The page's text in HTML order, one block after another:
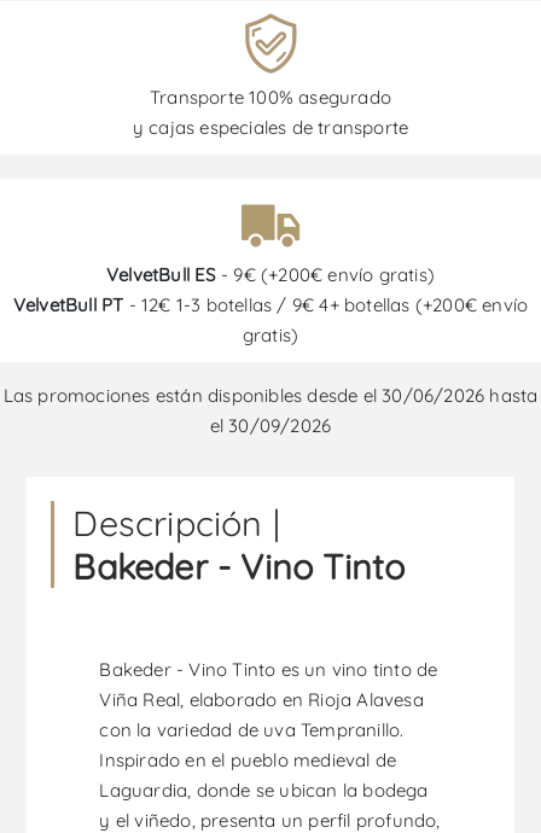
Transporte 100% asegurado
y cajas especiales de transporte
VelvetBull ES- 9€ (+200€ envío gratis)
VelvetBull PT - 12€ 1-3 botellas / 9€ 4+ botellas (+200€ envío
gratis)
Las promociones están disponibles desde el 30/06/2026 hasta
el 30/09/2026
Descripción |
Bakeder - Vino Tinto
Bakeder - Vino Tinto es un vino tinto de
Viña Real, elaborado en Rioja Alavesa
con la variedad de uva Tempranillo.
Inspirado en el pueblo medieval de
Laguardia, donde se ubican la bodega
y el viñedo, presenta un perfil profundo,